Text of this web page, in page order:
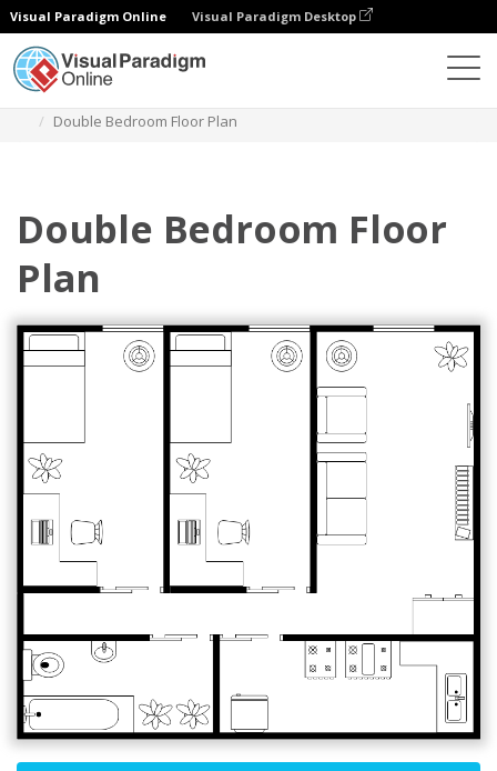
Visual Paradigm Online Visual Paradigm Desktop
Double Bedroom Floor Plan
Double Bedroom Floor
Plan